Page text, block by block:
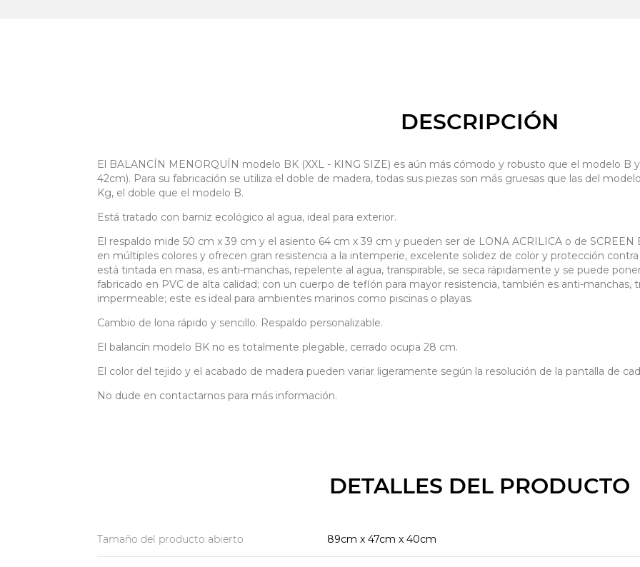
DESCRIPCIÓN
El BALANCÍN MENORQUÍN modelo BK (XXL - KING SIZE) es aún más cómodo y robusto que el modelo B
42cm). Para su fabricación se utiliza el doble de madera, todas sus piezas son más gruesas que las del
Kg, el doble que el modelo B.
Está tratado con barniz ecológico al agua, ideal para exterior.
El respaldo mide 50 cm x 39 cm y el asiento 64 cm x 39 cm y pueden ser de LONA ACRILICA o de
en múltiples colores y ofrecen gran resistencia a la intemperie, excelente solidez de color y protección contra
está tintada en masa, es anti-manchas, repelente al agua, transpirable, se seca rápidamente y se puede
fabricado en PVC de alta calidad; con un cuerpo de teflón para mayor resistencia, también es anti-manchas,
impermeable; este es ideal para ambientes marinos como piscinas o playas.
Cambio de lona rápido y sencillo. Respaldo personalizable.
El balancín modelo BK no es totalmente plegable, cerrado ocupa 28 cm.
El color del tejido y el acabado de madera pueden variar ligeramente según la resolución de la pantalla de
No dude en contactarnos para más información.
DETALLES DEL PRODUCTO
Tamaño del producto abierto 89cm x 47cm x 40cm